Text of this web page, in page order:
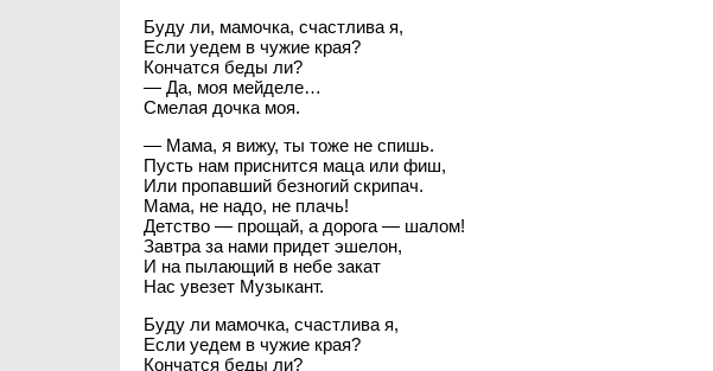
Буду ли, мамочка, счастлива я,
Если уедем в чужие края?
Кончатся беды ли?
— Да, моя мейделе…
Смелая дочка моя.
— Мама, я вижу, ты тоже не спишь.
Пусть нам приснится маца или фиш,
Или пропавший безногий скрипач.
Мама, не надо, не плачь!
Детство — прощай, а дорога — шалом!
Завтра за нами придет эшелон,
И на пылающий в небе закат
Нас увезет Музыкант.
Буду ли мамочка, счастлива я,
Если уедем в чужие края?
Кончатся беды ли?